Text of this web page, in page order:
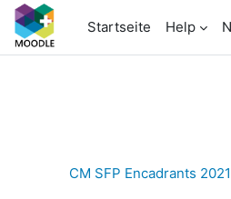
Zum Hauptinhalt
Startseite
Help
CM SFP Encadrants